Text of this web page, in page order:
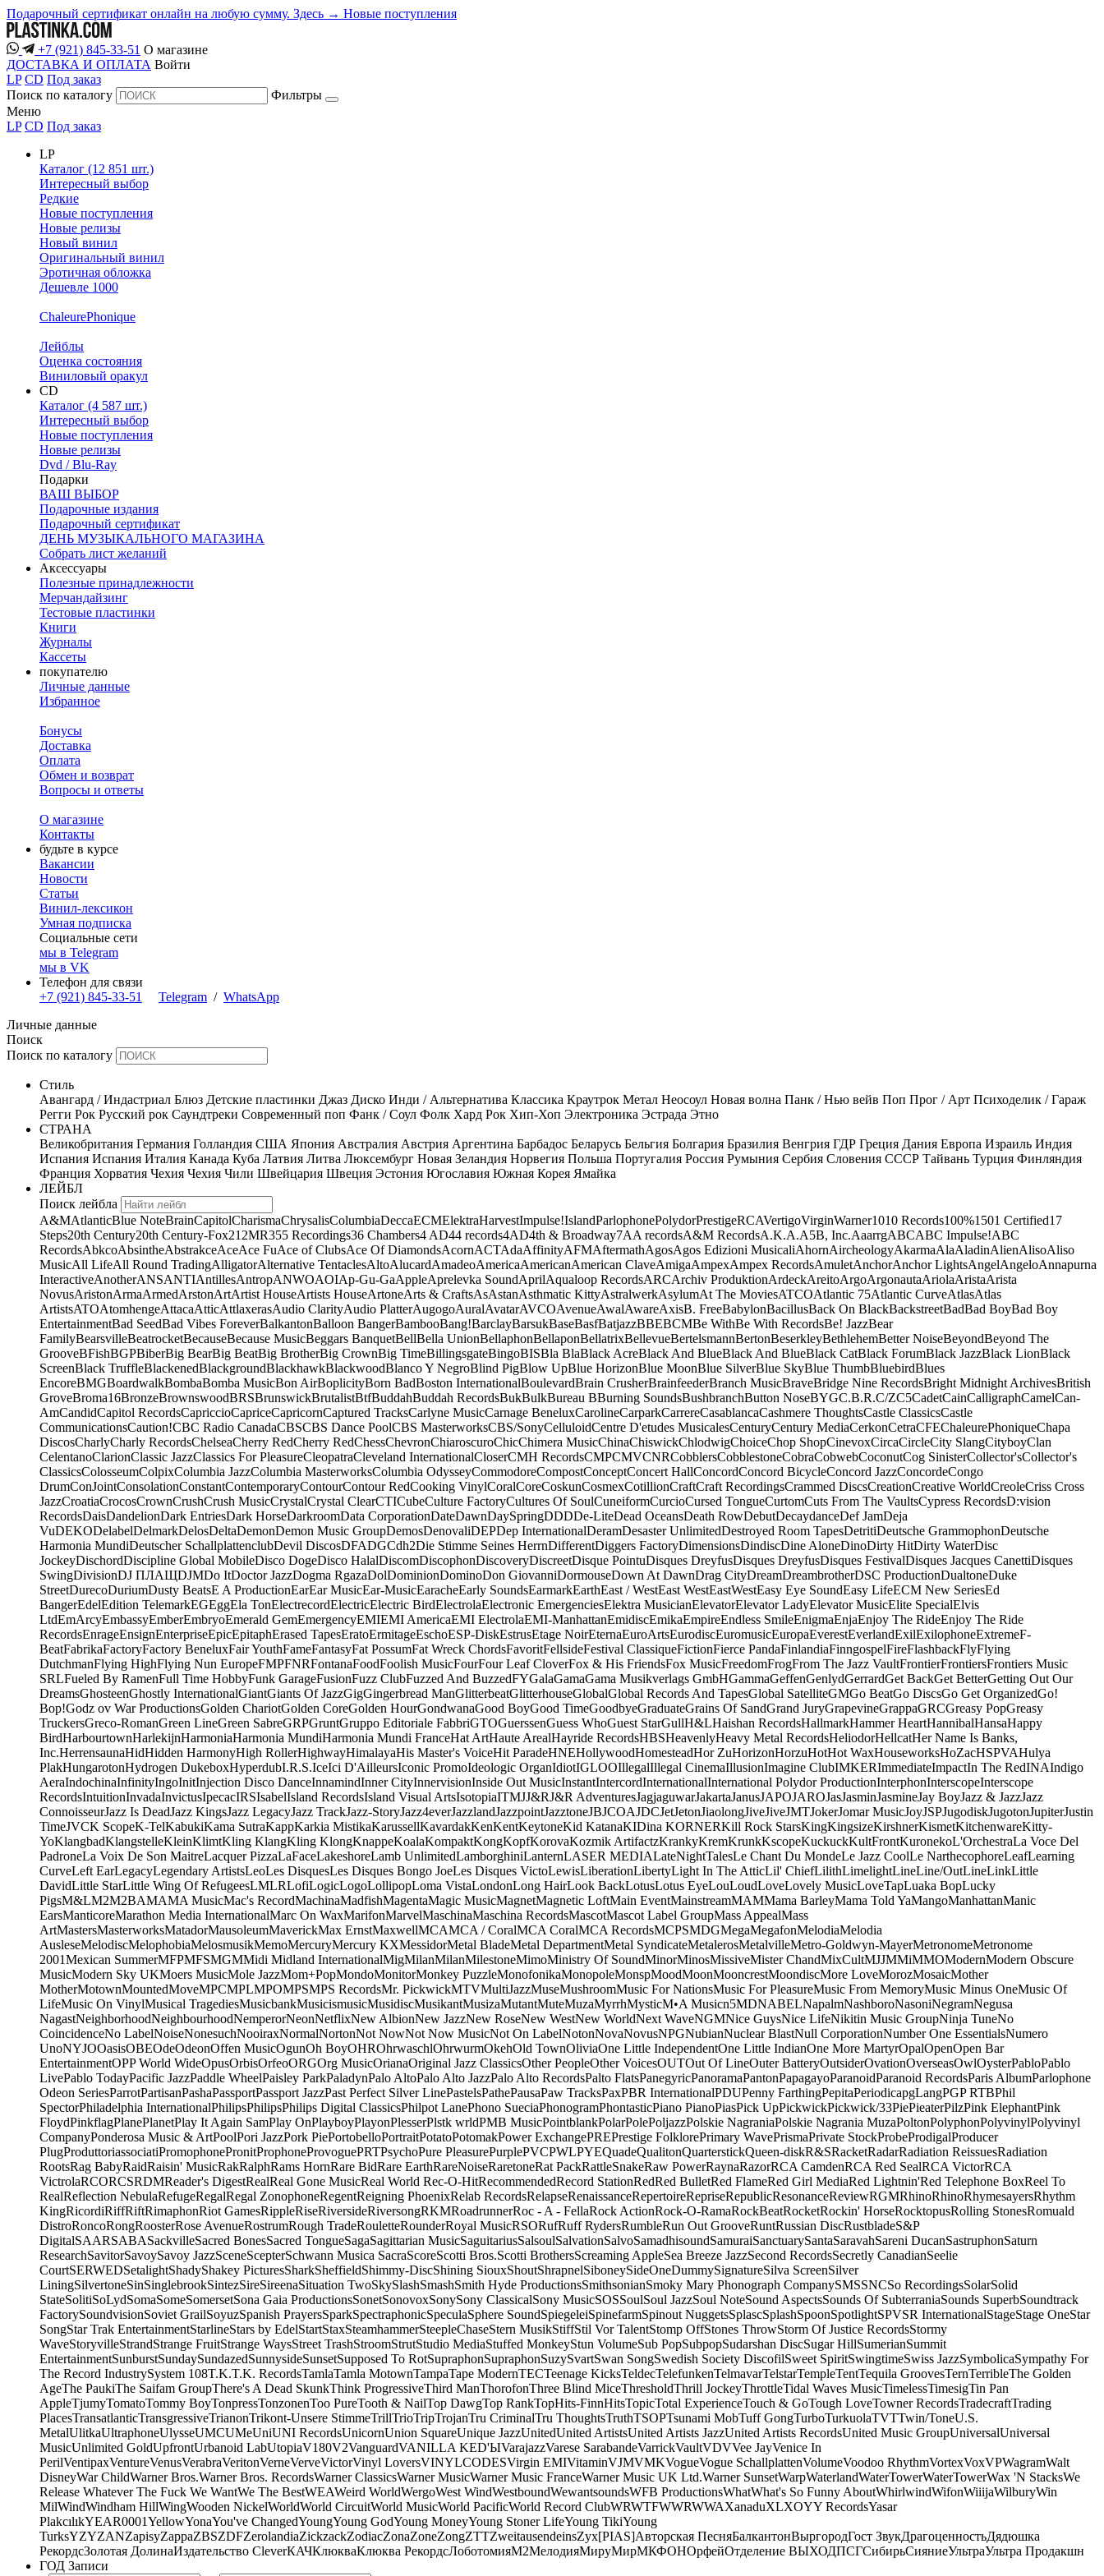
Подарочный сертификат онлайн на любую сумму. Здесь → Новые поступления
+7 (921) 845-33-51 О магазине
ДОСТАВКА И ОПЛАТА Войти
LP CD Под заказ
Поиск по каталогу
Фильтры
Меню
LP CD Под заказ
LP
Каталог (12 851 шт.)
Интересный выбор
Редкие
Новые поступления
Новые релизы
Новый винил
Оригинальный винил
Эротичная обложка
Дешевле 1000
ChaleurePhonique
Лейблы
Оценка состояния
Виниловый оракул
CD
Каталог (4 587 шт.)
Интересный выбор
Новые поступления
Новые релизы
Dvd / Blu-Ray
Подарки
ВАШ ВЫБОР
Подарочные издания
Подарочный сертификат
ДЕНЬ МУЗЫКАЛЬНОГО МАГАЗИНА
Собрать лист желаний
Аксессуары
Полезные принадлежности
Мерчандайзинг
Тестовые пластинки
Книги
Журналы
Кассеты
покупателю
Личные данные
Избранное
Бонусы
Доставка
Оплата
Обмен и возврат
Вопросы и ответы
О магазине
Контакты
будьте в курсе
Вакансии
Новости
Статьи
Винил-лексикон
Умная подписка
Социальные сети
мы в Telegram
мы в VK
Телефон для связи
+7 (921) 845-33-51
Telegram / WhatsApp
Личные данные
Поиск
Поиск по каталогу
Стиль
Авангард / Индастриал Блюз Детские пластинки Джаз Диско Инди / Альтернатива Классика Краутрок Метал Неосоул Новая волна Панк / Нью вейв Поп Прог / Арт Психоделик / Гараж
Регги Рок Русский рок Саундтреки Современный поп Фанк / Соул Фолк Хард Рок Хип-Хоп Электроника Эстрада Этно
СТРАНА
Великобритания Германия Голландия США Япония Австралия Австрия Аргентина Барбадос Беларусь Бельгия Болгария Бразилия Венгрия ГДР Греция Дания Европа Израиль Индия
Испания Испания Италия Канада Куба Латвия Литва Люксембург Новая Зеландия Норвегия Польша Португалия Россия Румыния Сербия Словения СССР Тайвань Турция Финляндия
Франция Хорватия Чехия Чехия Чили Швейцария Швеция Эстония Югославия Южная Корея Ямайка
ЛЕЙБЛ
Поиск лейбла
A&MAtlanticBlue NoteBrainCapitolCharismaChrysalisColumbiaDeccaECMElektraHarvestImpulse!IslandParlophonePolydorPrestigeRCAVertigoVirginWarner1010 Records100%1501 Certified17
Steps20th Century20th Century-Fox21 2MR355 Recordings36 Chambers4 AD44 records4AD4th & Broadway7AA recordsA&M RecordsA.K.A.A5B, Inc.AaarrgABCABC Impulse!ABC
RecordsAbkcoAbsintheAbstrakceAceAce FuAce of ClubsAce Of DiamondsAcornACTAdaAffinityAFMAftermathAgosAgos Edizioni MusicaliAhornAircheologyAkarmaAlaAladinAlienAlisoAliso
MusicAll LifeAll Round TradingAlligatorAlternative TentaclesAltoAlucardAmadeoAmericaAmericanAmerican ClaveAmigaAmpexAmpex RecordsAmuletAnchorAnchor LightsAngelAngeloAnnapurna
InteractiveAnotherANSANTIAntillesAntropANWOAOIAp-Gu-GaAppleAprelevka SoundAprilAqualoop RecordsARCArchiv ProduktionArdeckAreitoArgoArgonautaAriolaAristaArista
NovusAristonArmaArmedArstonArtArtist HouseArtists HouseArtoneArts & CraftsAsAstanAsthmatic KittyAstralwerkAsylumAt The MoviesATCOAtlantic 75Atlantic CurveAtlasAtlas
ArtistsATOAtomhengeAttacaAtticAttlaxerasAudio ClarityAudio PlatterAugogoAuralAvatarAVCOAvenueAwalAwareAxisB. FreeBabylonBacillusBack On BlackBackstreetBadBad BoyBad Boy
EntertainmentBad SeedBad Vibes ForeverBalkantonBalloon BangerBambooBang!BarclayBarsukBaseBasfBatjazzBBEBCMBe WithBe With RecordsBe! JazzBear
FamilyBearsvilleBeatrocketBecauseBecause MusicBeggars BanquetBellBella UnionBellaphonBellaponBellatrixBellevueBertelsmannBertonBeserkleyBethlehemBetter NoiseBeyondBeyond The
GrooveBFishBGPBiberBig BearBig BeatBig BrotherBig CrownBig TimeBillingsgateBingoBISBla BlaBlack AcreBlack And BlueBlack And BlueBlack CatBlack ForumBlack JazzBlack LionBlack
ScreenBlack TruffleBlackenedBlackgroundBlackhawkBlackwoodBlanco Y NegroBlind PigBlow UpBlue HorizonBlue MoonBlue SilverBlue SkyBlue ThumbBluebirdBlues
EncoreBMGBoardwalkBombaBomba MusicBon AirBoplicityBorn BadBoston InternationalBoulevardBrain CrusherBrainfeederBranch MusicBraveBridge Nine RecordsBright Midnight ArchivesBritish
GroveBroma16BronzeBrownswoodBRSBrunswickBrutalistBtfBuddahBuddah RecordsBukBulkBureau BBurning SoundsBushbranchButton NoseBYGC.B.R.C/ZC5CadetCainCalligraphCamelCan-
AmCandidCapitol RecordsCapriccioCapriceCapricornCaptured TracksCarlyne MusicCarnage BeneluxCarolineCarparkCarrereCasablancaCashmere ThoughtsCastle ClassicsCastle
CommunicationsCaution!CBC Radio CanadaCBSCBS Dance PoolCBS MasterworksCBS/SonyCelluloidCentre D'etudes MusicalesCenturyCentury MediaCerkonCetraCFEChaleurePhoniqueChapa
DiscosCharlyCharly RecordsChelseaCherry RedCherry RedChessChevronChiaroscuroChicChimera MusicChinaChiswickChlodwigChoiceChop ShopCinevoxCircaCircleCity SlangCityboyClan
CelentanoClarionClassic JazzClassics For PleasureCleopatraCleveland InternationalCloserCMH RecordsCMPCMVCNRCobblersCobblestoneCobraCobwebCoconutCog SinisterCollector'sCollector's
ClassicsColosseumColpixColumbia JazzColumbia MasterworksColumbia OdysseyCommodoreCompostConceptConcert HallConcordConcord BicycleConcord JazzConcordeCongo
DrumConJointConsolationConstantContemporaryContourContour RedCooking VinylCoralCoreCoskunCosmexCotillionCraftCraft RecordingsCrammed DiscsCreationCreative WorldCreoleCriss Cross
JazzCroatiaCrocosCrownCrushCrush MusicCrystalCrystal ClearCTICubeCulture FactoryCultures Of SoulCuneiformCurcioCursed TongueCurtomCuts From The VaultsCypress RecordsD:vision
RecordsDaisDandelionDark EntriesDark HorseDarkroomData CorporationDateDawnDaySpringDDDDe-LiteDead OceansDeath RowDebutDecaydanceDef JamDeja
VuDEKODelabelDelmarkDelosDeltaDemonDemon Music GroupDemosDenovaliDEPDep InternationalDeramDesaster UnlimitedDestroyed Room TapesDetritiDeutsche GrammophonDeutsche
Harmonia MundiDeutscher SchallplattenclubDevil DiscosDFADGCdh2Die Stimme Seines HerrnDifferentDiggers FactoryDimensionsDindiscDine AloneDinoDirty HitDirty WaterDisc
JockeyDischordDiscipline Global MobileDisco DogeDisco HalalDiscomDiscophonDiscoveryDiscreetDisque PointuDisques DreyfusDisques DreyfusDisques FestivalDisques Jacques CanettiDisques
SwingDivisionDJ ПЛАЩDJMDo ItDoctor JazzDogma RgazaDolDominionDominoDon GiovanniDormouseDown At DawnDrag CityDreamDreambrotherDSC ProductionDualtoneDuke
StreetDurecoDuriumDusty BeatsE A ProductionEarEar MusicEar-MusicEaracheEarly SoundsEarmarkEarthEast / WestEast WestEastWestEasy Eye SoundEasy LifeECM New SeriesEd
BangerEdelEdition TelemarkEGEggEla TonElectrecordElectricElectric BirdElectrolaElectronic EmergenciesElektra MusicianElevatorElevator LadyElevator MusicElite SpecialElvis
LtdEmArcyEmbassyEmberEmbryoEmerald GemEmergencyEMIEMI AmericaEMI ElectrolaEMI-ManhattanEmidiscEmikaEmpireEndless SmileEnigmaEnjaEnjoy The RideEnjoy The Ride
RecordsEnrageEnsignEnterpriseEpicEpitaphErased TapesEratoErmitageEschoESP-DiskEstrusEtage NoirEternaEuroArtsEurodiscEuromusicEuropaEverestEverlandExilExilophoneExtremeF-
BeatFabrikaFactoryFactory BeneluxFair YouthFameFantasyFat PossumFat Wreck ChordsFavoritFellsideFestival ClassiqueFictionFierce PandaFinlandiaFinngospelFireFlashbackFlyFlying
DutchmanFlying HighFlying Nun EuropeFMPFNRFontanaFoodFoolish MusicFourFour Leaf CloverFox & His FriendsFox MusicFreedomFrogFrom The Jazz VaultFrontierFrontiersFrontiers Music
SRLFueled By RamenFull Time HobbyFunk GarageFusionFuzz ClubFuzzed And BuzzedFYGalaGamaGama Musikverlags GmbHGammaGeffenGenlydGerrardGet BackGet BetterGetting Out Our
DreamsGhosteenGhostly InternationalGiantGiants Of JazzGigGingerbread ManGlitterbeatGlitterhouseGlobalGlobal Records And TapesGlobal SatelliteGMGo BeatGo DiscsGo Get OrganizedGo!
Bop!Godz ov War ProductionsGolden ChariotGolden CoreGolden HourGondwanaGood BoyGood TimeGoodbyeGraduateGrains Of SandGrand JuryGrapevineGrappaGRCGreasy PopGreasy
TruckersGreco-RomanGreen LineGreen SabreGRPGruntGruppo Editoriale FabbriGTOGuerssenGuess WhoGuest StarGullH&LHaishan RecordsHallmarkHammer HeartHannibalHansaHappy
BirdHarbourtownHarlekijnHarmoniaHarmonia MundiHarmonia Mundi FranceHat ArtHaute ArealHayride RecordsHBSHeavenlyHeavy Metal RecordsHeliodorHellcatHer Name Is Banks,
Inc.HerrensaunaHidHidden HarmonyHigh RollerHighwayHimalayaHis Master's VoiceHit ParadeHNEHollywoodHomesteadHor ZuHorizonHorzuHotHot WaxHouseworksHoZacHSPVAHulya
PlakHungarotonHydrogen DukeboxHyperdubI.R.S.IceIci D'AilleursIconic PromoIdeologic OrganIdiotIGLOOIllegalIllegal CinemaIllusionImagine ClubIMKERImmediateImpactIn The RedINAIndigo
AeraIndochinaInfinityIngoInitInjection Disco DanceInnamindInner CityInnervisionInside Out MusicInstantIntercordInternationalInternational Polydor ProductionInterphonInterscopeInterscope
RecordsIntuitionInvadaInvictusIpecacIRSIsabelIsland RecordsIsland Visual ArtsIsotopiaITMJJ&RJ&R AdventuresJagjaguwarJakartaJanusJAPOJAROJasJasminJasmineJay BoyJazz & JazzJazz
ConnoisseurJazz Is DeadJazz KingsJazz LegacyJazz TrackJazz-StoryJazz4everJazzlandJazzpointJazztoneJBJCOAJDCJetJetonJiaolongJiveJiveJMTJokerJomar MusicJoyJSPJugodiskJugotonJupiterJustin
TimeJVCK ScopeK-TelKabukiKama SutraKappKarkia MistikaKarussellKavardakKenKentKeytoneKid KatanaKIDina KORNERKill Rock StarsKingKingsizeKirshnerKismetKitchenwareKitty-
YoKlangbadKlangstelleKleinKlimtKling KlangKling KlongKnappeKoalaKompaktKongKopfKorovaKozmik ArtifactzKrankyKremKrunkKscopeKuckuckKultFrontKuronekoL'OrchestraLa Voce Del
PadroneLa Voix De Son MaitreLacquer PizzaLaFaceLakeshoreLamb UnlimitedLamborghiniLanternLASER MEDIALateNightTalesLe Chant Du MondeLe Jazz CoolLe NarthecophoreLeafLearning
CurveLeft EarLegacyLegendary ArtistsLeoLes DisquesLes Disques Bongo JoeLes Disques VictoLewisLiberationLibertyLight In The AtticLil' ChiefLilithLimelightLineLine/OutLineLinkLittle
DavidLittle StarLittle Wing Of RefugeesLMLRLofiLogicLogoLollipopLoma VistaLondonLong HairLook BackLotusLotus EyeLouLoudLoveLovely MusicLoveTapLuaka BopLucky
PigsM&LM2M2BAMAMA MusicMac's RecordMachinaMadfishMagentaMagic MusicMagnetMagnetic LoftMain EventMainstreamMAMMama BarleyMama Told YaMangoManhattanManic
EarsManticoreMarathon Media InternationalMarc On WaxMarifonMarvelMaschinaMaschina RecordsMascotMascot Label GroupMass AppealMass
ArtMastersMasterworksMatadorMausoleumMaverickMax ErnstMaxwellMCAMCA / CoralMCA CoralMCA RecordsMCPSMDGMegaMegafonMelodiaMelodia
AusleseMelodiscMelophobiaMelosmusikMemoMercuryMercury KXMessidorMetal BladeMetal DepartmentMetal SyndicateMetalerosMetalvilleMetro-Goldwyn-MayerMetronomeMetronome
2001Mexican SummerMFPMFSMGMMidi Midland InternationalMigMilanMilanMilestoneMimoMinistry Of SoundMinorMinosMissiveMister ChandMixCultMJJMMiMMOModernModern Obscure
MusicModern Sky UKMoers MusicMole JazzMom+PopMondoMonitorMonkey PuzzleMonofonikaMonopoleMonspMoodMoonMooncrestMoondiscMore LoveMorozMosaicMother
MotherMotownMountedMoveMPCMPLMPOMPSMPS RecordsMr. PickwickMTVMultiJazzMuseMushroomMusic For NationsMusic For PleasureMusic From MemoryMusic Minus OneMusic Of
LifeMusic On VinylMusical TragediesMusicbankMusicismusicMusidiscMusikantMusizaMutantMuteMuzaMyrrhMysticM•A Musicn5MDNABELNapalmNashboroNasoniNegramNegusa
NagastNeighborhoodNeighbourhoodNemperorNeonNetflixNew AlbionNew JazzNew RoseNew WestNew WorldNext WaveNGMNice GuysNice LifeNikitin Music GroupNinja TuneNo
CoincidenceNo LabelNoiseNonesuchNooiraxNormalNortonNot NowNot Now MusicNot On LabelNotonNovaNovusNPGNubianNuclear BlastNull CorporationNumber One EssentialsNumero
UnoNYJOOasisOBEOdeOdeonOffen MusicOgunOh BoyOHROhrwaschlOhrwurmOkehOld TownOliviaOne Little IndependentOne Little IndianOne More MartyrOpalOpenOpen Bar
EntertainmentOPP World WideOpusOrbisOrfeoORGOrg MusicOrianaOriginal Jazz ClassicsOther PeopleOther VoicesOUTOut Of LineOuter BatteryOutsiderOvationOverseasOwlOysterPabloPablo
LivePablo TodayPacific JazzPaddle WheelPaisley ParkPaladynPalo AltoPalo Alto JazzPalo Alto RecordsPalto FlatsPanegyricPanoramaPantonPapagayoParanoidParanoid RecordsParis AlbumParlophone
Odeon SeriesParrotPartisanPashaPassportPassport JazzPast Perfect Silver LinePastelsPathePausaPaw TracksPaxPBR InternationalPDUPenny FarthingPepitaPeriodicapgLangPGP RTBPhil
SpectorPhiladelphia InternationalPhilipsPhilipsPhilips Digital ClassicsPhilpot LanePhono SueciaPhonogramPhontasticPiano PianoPiasPick UpPickwickPickwick/33PiePieaterPilzPink ElephantPink
FloydPinkflagPlanePlanetPlay It Again SamPlay OnPlayboyPlayonPlesserPlstk wrldPMB MusicPointblankPolarPolePoljazzPolskie NagraniaPolskie Nagrania MuzaPoltonPolyphonPolyvinylPolyvinyl
CompanyPonderosa Music & ArtPoolPori JazzPork PiePortobelloPortraitPotatoPotomakPower ExchangePREPrestige FolklorePrimary WavePrismaPrivate StockProbeProdigalProducer
PlugProduttoriassociatiPromophonePronitProphoneProvoguePRTPsychoPure PleasurePurplePVCPWLPYEQuadeQualitonQuarterstickQueen-diskR&SRacketRadarRadiation ReissuesRadiation
RootsRag BabyRaidRaisin' MusicRakRalphRams HornRare BidRare EarthRareNoiseRaretoneRat PackRattleSnakeRaw PowerRaynaRazorRCA CamdenRCA Red SealRCA VictorRCA
VictrolaRCORCSRDMReader's DigestRealReal Gone MusicReal World Rec-O-HitRecommendedRecord StationRedRed BulletRed FlameRed Girl MediaRed Lightnin'Red Telephone BoxReel To
RealReflection NebulaRefugeRegalRegal ZonophoneRegentReigning PhoenixRelab RecordsRelapseRenaissanceRepertoireRepriseRepublicResonanceReviewRGMRhinoRhinoRhymesayersRhythm
KingRicordiRiffRiftRimaphonRiot GamesRippleRiseRiversideRiversongRKMRoadrunnerRoc - A - FellaRock ActionRock-O-RamaRockBeatRocketRockin' HorseRocktopusRolling StonesRomuald
DistroRoncoRongRoosterRose AvenueRostrumRough TradeRouletteRounderRoyal MusicRSORufRuff RydersRumbleRun Out GrooveRuntRussian DiscRustbladeS&P
DigitalSAARSABASackvilleSacred BonesSacred TongueSagaSagittarian MusicSaguitariusSalsoulSalvationSalvoSamadhisoundSamuraiSanctuarySantaSaravahSareni DucanSastruphonSaturn
ResearchSavitorSavoySavoy JazzSceneScepterSchwann Musica SacraScoreScotti Bros.Scotti BrothersScreaming AppleSea Breeze JazzSecond RecordsSecretly CanadianSeelie
CourtSERWEDSetalightShadyShakey PicturesSharkSheffieldShimmy-DiscShining SiouxShoutShrapnelSiboneySideOneDummySignatureSilva ScreenSilver
LiningSilvertoneSinSinglebrookSintezSireSireenaSituation TwoSkySlashSmashSmith Hyde ProductionsSmithsonianSmoky Mary Phonograph CompanySMSSNCSo RecordingsSolarSolid
StateSolitiSoLydSomaSomeSomersetSona Gaia ProductionsSonetSonovoxSonySony ClassicalSony MusicSOSSoulSoul JazzSoul NoteSound AspectsSounds Of SubterraniaSounds SuperbSoundtrack
FactorySoundvisionSoviet GrailSoyuzSpanish PrayersSparkSpectraphonicSpeculaSphere SoundSpiegeleiSpinefarmSpinout NuggetsSplascSplashSpoonSpotlightSPVSR InternationalStageStage OneStar
SongStar Trak EntertainmentStarlineStars by EdelStartStaxSteamhammerSteepleChaseStern MusikStiffStil Vor TalentStomp OffStones ThrowStorm Of Justice RecordsStormy
WaveStoryvilleStrandStrange FruitStrange WaysStreet TrashStroomStrutStudio MediaStuffed MonkeyStun VolumeSub PopSubpopSudarshan DiscSugar HillSumerianSummit
EntertainmentSunburstSundaySundazedSunnysideSunsetSupposed To RotSupraphonSupraphonSuzySvartSwan SongSwedish Society DiscofilSweet SpiritSwingtimeSwiss JazzSymbolicaSympathy For
The Record IndustrySystem 108T.K.T.K. RecordsTamlaTamla MotownTampaTape ModernTECTeenage KicksTeldecTelefunkenTelmavarTelstarTempleTentTequila GroovesTernTerribleThe Golden
AgeThe PaukiThe Saifam GroupThere's A Dead SkunkThink ProgressiveThird ManThorofonThree Blind MiceThresholdThrill JockeyThrottleTidal Waves MusicTimelessTimesigTin Pan
AppleTjumyTomatoTommy BoyTonpressTonzonenToo PureTooth & NailTop DawgTop RankTopHits-FinnHitsTopicTotal ExperienceTouch & GoTough LoveTowner RecordsTradecraftTrading
PlacesTransatlanticTransgressiveTrianonTrikont-Unsere StimmeTrillTrioTripTrojanTru CriminalTru ThoughtsTruthTSOPTsunami MobTuff GongTurboTurkuolaTVTTwin/ToneU.S.
MetalUlitkaUltraphoneUlysseUMCUMeUniUNI RecordsUnicornUnion SquareUnique JazzUnitedUnited ArtistsUnited Artists JazzUnited Artists RecordsUnited Music GroupUniversalUniversal
MusicUnlimited GoldUpfrontUrbanoid LabUtopiaV180V2VanguardVANILLA KED'ЫVarajazzVarese SarabandeVarrickVaultVDVVee JayVenice In
PerilVentipaxVentureVenusVerabraVeritonVerneVerveVictorVinyl LoversVINYLCODESVirgin EMIVitaminVJMVMKVogueVogue SchallplattenVolumeVoodoo RhythmVortexVoxVPWagramWalt
DisneyWar ChildWarner Bros.Warner Bros. RecordsWarner ClassicsWarner MusicWarner Music FranceWarner Music UK Ltd.Warner SunsetWarpWaterlandWaterTowerWaterTowerWax 'N StacksWe
Release Whatever The Fuck We WantWe The BestWEAWeird WorldWergoWest WindWestboundWewantsoundsWFB ProductionsWhatWhat's So Funny AboutWhirlwindWifonWiiijaWilburyWin
MilWindWindham HillWingWooden NickelWorldWorld CircuitWorld MusicWorld PacificWorld Record ClubWRWTFWWRWWAXanaduXLXOYY RecordsYasar
PlakcılıkYEAR0001YellowYonaYou've ChangedYoungYoung GodYoung MoneyYoung Stoner LifeYoung TikiYoung
TurksYZYZANZapisyZappaZBSZDFZerolandiaZickzackZodiacZonaZoneZongZTTZweitausendeinsZyx[PIAS]Авторская ПесняБалкантонВыргородГост ЗвукДрагоценностьДядюшка
РекордсЗолотая ДолинаИздательство CleverКАЧКлюкваКлюква РекордсЛоботомияМ2МелодияМируМирМКФОНОрфейОтделение ВЫХОДПСГСибирьСияниеУльтраУльтра Продакшн
ГОД Записи